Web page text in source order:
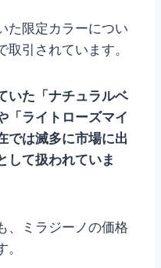
た限定カラーについ
引されています。
いた「ナチュラルベ
「ライトローズマイ
では滅多に市場に出
して扱われていま
、ミラジーノの価格